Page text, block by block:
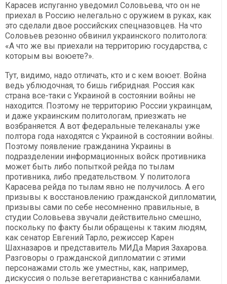
Карасев испуганно уведомил Соловьева, что он не
приехал в Россию нелегально с оружием в руках, как
это сделали двое российских спецназовцев. На что
Соловьев резонно обвинил украинского политолога:
«А что же вы приехали на территорию государства, с
которым вы воюете?».
Тут, видимо, надо отличать, кто и с кем воюет. Война
ведь ублюдочная, то бишь гибридная. Россия как
страна все-таки с Украиной в состоянии войны не
находится. Поэтому не территорию России украинцам,
и даже украинским политологам, приезжать не
возбраняется. А вот федеральные телеканалы уже
полтора года находятся с Украиной в состоянии войны.
Поэтому появление гражданина Украины в
подразделении информационных войск противника
может быть либо попыткой рейда по тылам
противника, либо предательством. У политолога
Карасева рейда по тылам явно не получилось. А его
призывы к восстановлению гражданской дипломатии,
призывы сами по себе несомненно правильные, в
студии Соловьева звучали действительно смешно,
поскольку по факту были обращены к таким людям,
как сенатор Евгений Тарло, режиссер Карен
Шахназаров и представитель МИДа Мария Захарова.
Разговоры о гражданской дипломатии с этими
персонажами столь же уместны, как, например,
дискуссия о пользе вегетарианства с каннибалами.